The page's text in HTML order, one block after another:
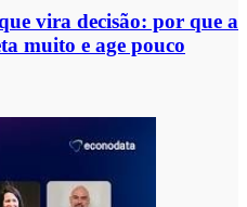
vira decisão: por que a
muito e age pouco